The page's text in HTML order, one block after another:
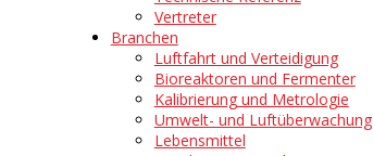
Vertreter
Branchen
Luftfahrt und Verteidigung
Bioreaktoren und Fermenter
Kalibrierung und Metrologie
Umwelt- und Luftüberwachung
Lebensmittel